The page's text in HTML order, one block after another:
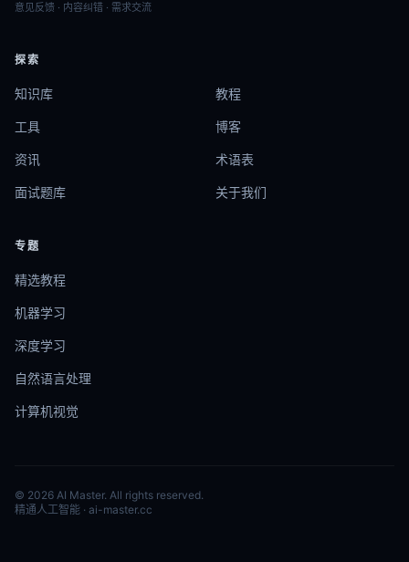
意见反馈 · 内容纠错 · 需求交流
探索
知识库 教程
工具 博客
资讯 术语表
面试题库 关于我们
专题
精选教程
机器学习
深度学习
自然语言处理
计算机视觉
© 2026 AI Master. All rights reserved.
精通人工智能 · ai-master.cc